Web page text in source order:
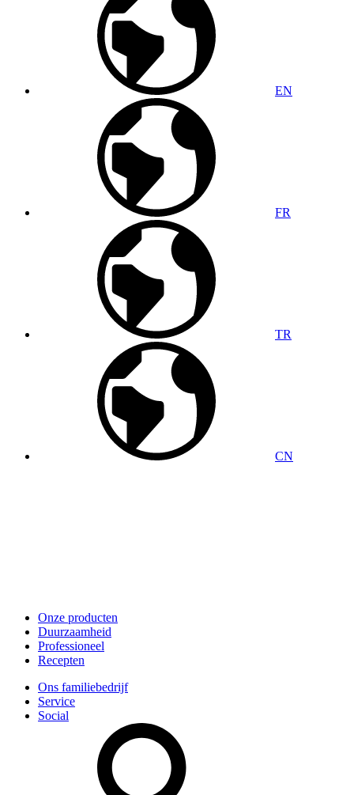
EN
FR
TR
CN
Onze producten
Duurzaamheid
Professioneel
Recepten
Ons familiebedrijf
Service
Social